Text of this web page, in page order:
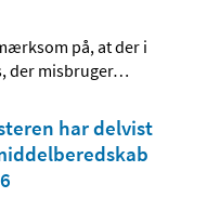
på, at der i
der misbruger…
har delvist